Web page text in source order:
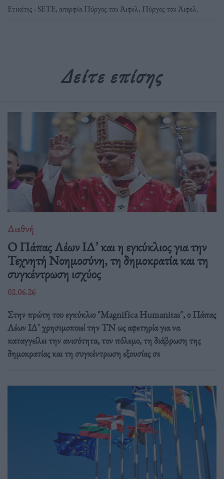
Ετικέτες : SETE,απερφία Πύργος του Άιφελ, Πύργος του Άιφελ.
Δείτε επίσης
Διεθνή
Ο Πάπας Λέων ΙΔ’ και η εγκύκλιος για την
Τεχνητή Νοημοσύνη, τη δημοκρατία και τη
συγκέντρωση ισχύος
02.06.26
Στην πρώτη του εγκύκλιο "Magnifica Humanitas", ο Πάπας
Λέων ΙΔ’ χρησιμοποιεί την ΤΝ ως αφετηρία για να
καταγγείλει την ανισότητα, τον πόλεμο, τη διάβρωση της
δημοκρατίας και τη συγκέντρωση εξουσίας σε